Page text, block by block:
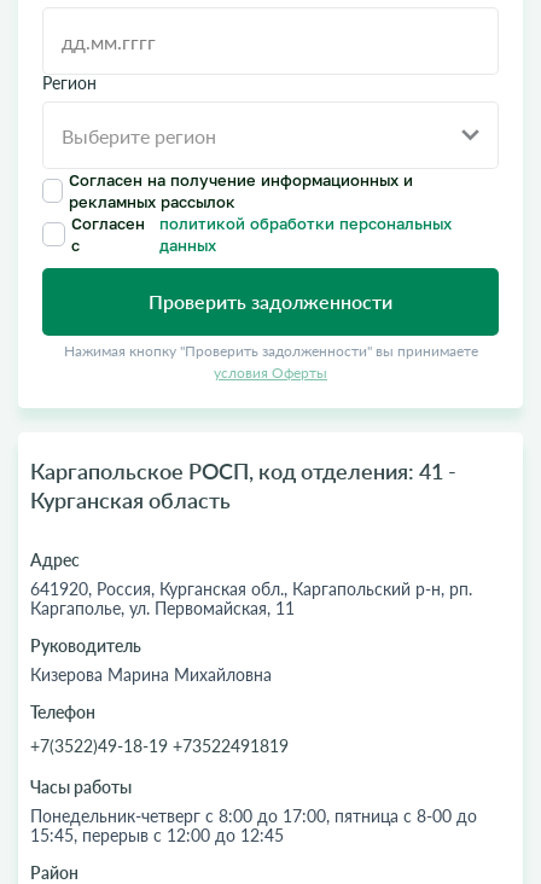
Регион
Согласен на получение информационных и
рекламных рассылок
Согласен
с
политикой обработки персональных
данных
Проверить задолженности
Нажимая кнопку "Проверить задолженности" вы принимаете
условия Оферты
Каргапольское РОСП, код отделения: 41 -
Курганская область
Адрес
641920, Россия, Курганская обл., Каргапольский р-н, рп.
Каргаполье, ул. Первомайская, 11
Руководитель
Кизерова Марина Михайловна
Телефон
+7(3522)49-18-19 +73522491819
Часы работы
Понедельник-четверг с 8:00 до 17:00, пятница с 8-00 до
15:45, перерыв с 12:00 до 12:45
Район